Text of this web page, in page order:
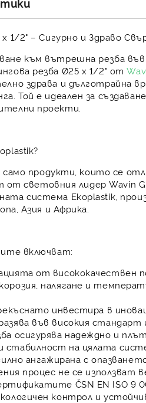
1/2" – Сигурно и Здраво
към вътрешна резба
резба Ø25 х 1/2" от
здрава и дълготрайна
Той е идеален за
проекти.
само продукти, които се
от световния лидерWavin
система Ekoplastik ,
Азия и Африка.
включват:
от висококачествен
налягане и
инвестира в
във високия
осигурява надеждно и
на цялата
ангажирана с
процес не се използват
ČSN EN ISO 9
контрол и